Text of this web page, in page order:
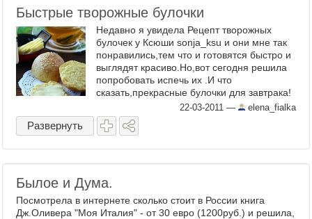
Быстрые творожные булочки
Недавно я увидела Рецепт творожных
булочек у Ксюши sonja_ksu и они мне так
понравились,тем что и готовятся быстро и
выглядят красиво.Но,вот сегодня решила
попробовать испечь их .И что
сказать,прекрасные булочки для завтрака!
22-03-2011 — elena_fialka
Развернуть
Былое и Дума.
Посмотрела в интернете сколько стоит в России книга
Дж.Оливера "Моя Италия" - от 30 евро (1200руб.) и решила,